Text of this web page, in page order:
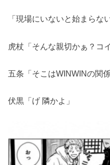
「現場にいないと始まらない
虎杖「そんな親切かぁ？コ
五条「そこはWINWINの関
伏黒「げ 隣かよ」